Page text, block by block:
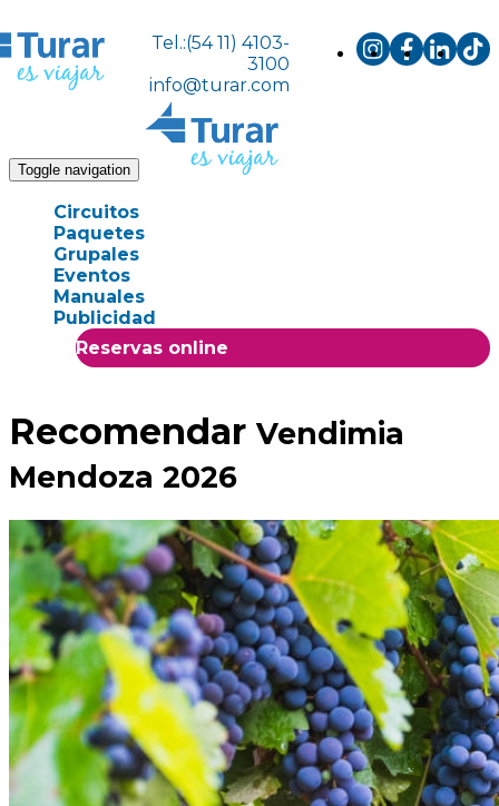
Tel.:(54 11) 4103-
3100
info@turar.com
Toggle navigation
Circuitos
Paquetes
Grupales
Eventos
Manuales
Publicidad
Reservas online
Recomendar Vendimia
Mendoza 2026